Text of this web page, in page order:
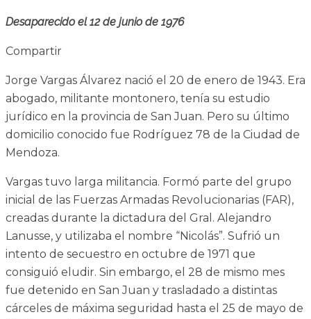
Desaparecido el 12 de junio de 1976
Compartir
Jorge Vargas Álvarez nació el 20 de enero de 1943. Era
abogado, militante montonero, tenía su estudio
jurídico en la provincia de San Juan. Pero su último
domicilio conocido fue Rodríguez 78 de la Ciudad de
Mendoza.
Vargas tuvo larga militancia. Formó parte del grupo
inicial de las Fuerzas Armadas Revolucionarias (FAR),
creadas durante la dictadura del Gral. Alejandro
Lanusse, y utilizaba el nombre “Nicolás”. Sufrió un
intento de secuestro en octubre de 1971 que
consiguió eludir. Sin embargo, el 28 de mismo mes
fue detenido en San Juan y trasladado a distintas
cárceles de máxima seguridad hasta el 25 de mayo de